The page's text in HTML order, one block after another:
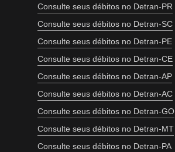
Consulte seus débitos no Detran-PR
Consulte seus débitos no Detran-SC
Consulte seus débitos no Detran-PE
Consulte seus débitos no Detran-CE
Consulte seus débitos no Detran-AP
Consulte seus débitos no Detran-AC
Consulte seus débitos no Detran-GO
Consulte seus débitos no Detran-MT
Consulte seus débitos no Detran-PA